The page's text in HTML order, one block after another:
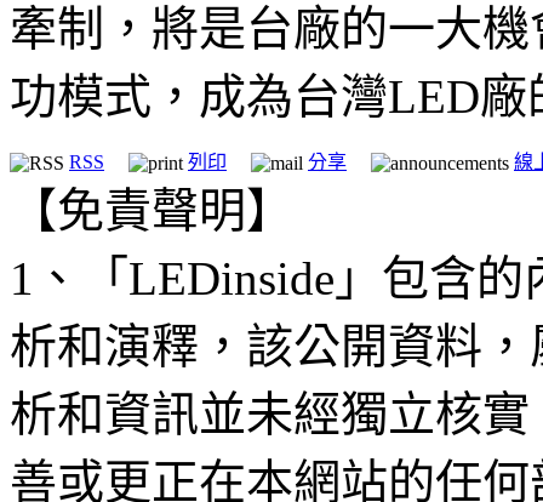
牽制，將是台廠的一大
功模式，成為台灣LED廠
RSS 列印 分享 線
【免責聲明】
1、「LEDinside」包含
析和演釋，該公開資料
析和資訊並未經獨立核
善或更正在本網站的任